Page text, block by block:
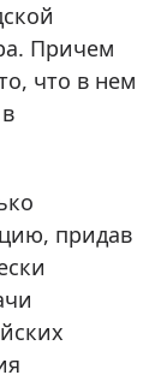
Причем
что в нем
придав